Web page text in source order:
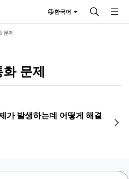
한국어
문제
문제
가 발생하는데 어떻게 해결